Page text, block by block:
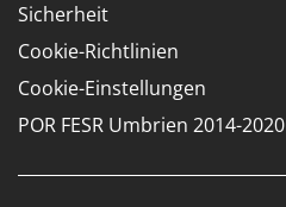
Sicherheit
Cookie-Richtlinien
Cookie-Einstellungen
POR FESR Umbrien 2014-2020